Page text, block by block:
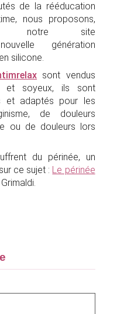
de la rééducation
nous proposons,
notre site
génération
silicone.
sont vendus
et soyeux, ils sont
et adaptés pour les
de douleurs
ou de douleurs lors
du périnée, un
ce sujet : Le périnée